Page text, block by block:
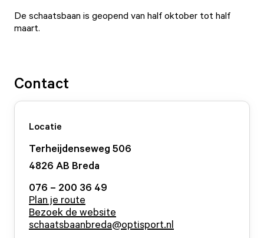
De schaatsbaan is geopend van half oktober tot half
maart.
Contact
Locatie
Terheijdenseweg 506
4826 AB Breda
076 – 200 36 49
Plan je route
Bezoek de website
schaatsbaanbreda@optisport.nl